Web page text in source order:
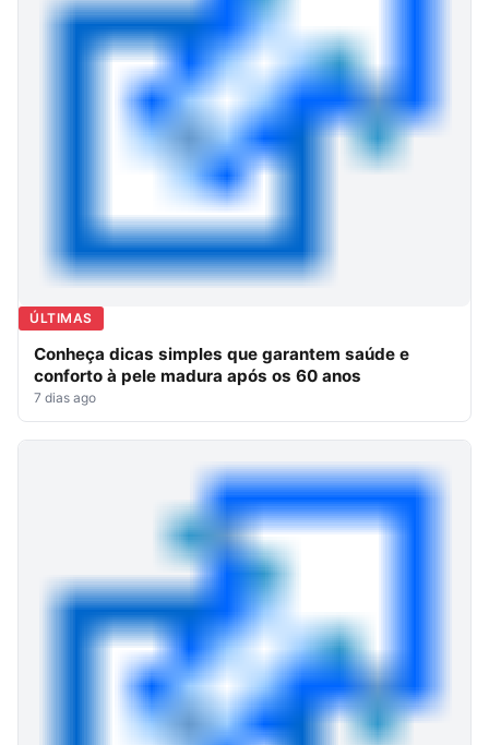
ÚLTIMAS
Conheça dicas simples que garantem saúde e
conforto à pele madura após os 60 anos
7 dias ago